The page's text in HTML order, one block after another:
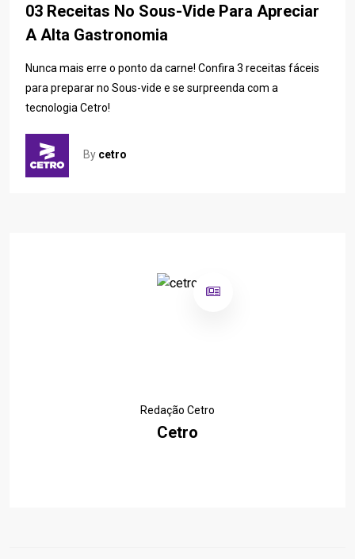
03 Receitas No Sous-Vide Para Apreciar
A Alta Gastronomia
Nunca mais erre o ponto da carne! Confira 3 receitas fáceis
para preparar no Sous-vide e se surpreenda com a
tecnologia Cetro!
By cetro
Redação Cetro
Cetro